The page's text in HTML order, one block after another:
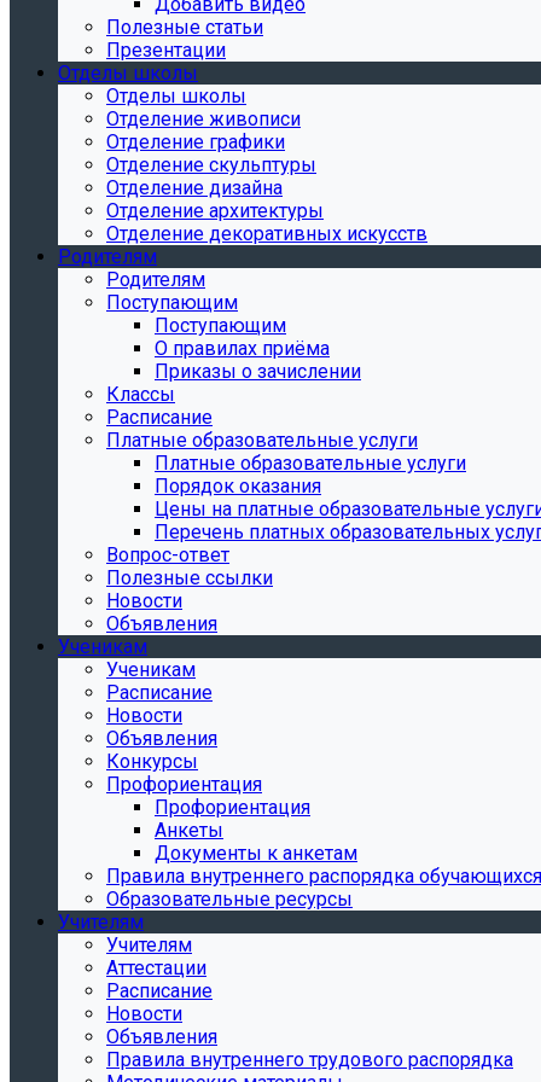
Полезные статьи
Презентации
Отделы школы
Отделы школы
Отделение живописи
Отделение графики
Отделение скульптуры
Отделение дизайна
Отделение архитектуры
Отделение декоративных искусств
Родителям
Родителям
Поступающим
Поступающим
О правилах приёма
Приказы о зачислении
Классы
Расписание
Платные образовательные услуги
Платные образовательные услуги
Порядок оказания
Цены на платные образовательные
Перечень платных образовательных
Вопрос-ответ
Полезные ссылки
Новости
Объявления
Ученикам
Ученикам
Расписание
Новости
Объявления
Конкурсы
Профориентация
Профориентация
Анкеты
Документы к анкетам
Правила внутреннего распорядка обучающихся
Образовательные ресурсы
Учителям
Учителям
Аттестации
Расписание
Новости
Объявления
Правила внутреннего трудового распорядка